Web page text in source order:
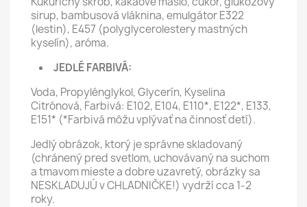
sirup, bambusová vláknina, emulgátor E322
(lestin), E457 (polyglycerolestery mastných
kyselín), aróma.
JEDLÉ FARBIVÁ:
Voda, Propylénglykol, Glycerín, Kyselina
Citrónová, Farbivá: E102, E104, E110*, E122*, E133,
E151* (*Farbivá môžu vplývať na činnosť detí).
Jedlý obrázok, ktorý je správne skladovaný
(chránený pred svetlom, uchovávaný na suchom
a tmavom mieste a dobre uzavretý, obrázky sa
NESKLADUJÚ v CHLADNIČKE!) vydrží cca 1-2
roky.